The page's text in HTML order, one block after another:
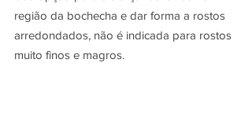
região da bochecha e dar forma a rostos
arredondados, não é indicada para rostos
muito finos e magros.